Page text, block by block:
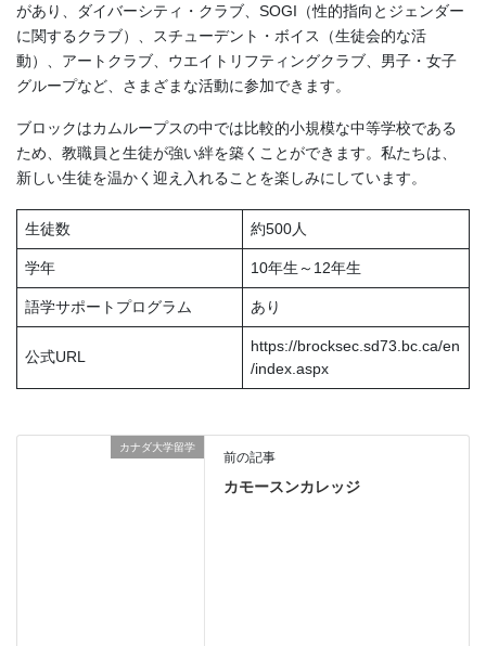
があり、ダイバーシティ・クラブ、SOGI（性的指向とジェンダー
に関するクラブ）、スチューデント・ボイス（生徒会的な活
動）、アートクラブ、ウエイトリフティングクラブ、男子・女子
グループなど、さまざまな活動に参加できます。
ブロックはカムループスの中では比較的小規模な中等学校である
ため、教職員と生徒が強い絆を築くことができます。私たちは、
新しい生徒を温かく迎え入れることを楽しみにしています。
生徒数 約500人
学年 10年生～12年生
語学サポートプログラム あり
公式URL
https://brocksec.sd73.bc.ca/en
/index.aspx
カナダ大学留学
前の記事
カモースンカレッジ